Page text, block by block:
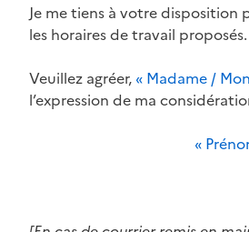
Je me tiens à votre disposition
les horaires de travail proposés.
Veuillez agréer, « Madame /
l’expression de ma
«